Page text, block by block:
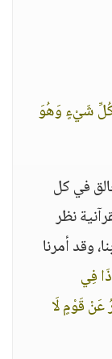
كُلِّ شَيْءٍ وَهُوَ
في كل
نظر
وقد أمرنا
فِي
عَنْ قَوْمٍ لَا